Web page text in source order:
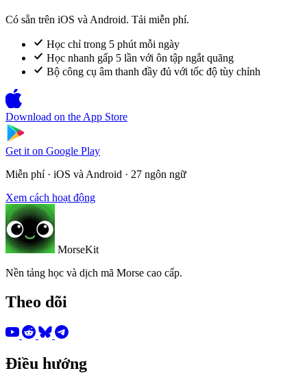
Có sẵn trên iOS và Android. Tải miễn phí.
Học chỉ trong 5 phút mỗi ngày
Học nhanh gấp 5 lần với ôn tập ngắt quãng
Bộ công cụ âm thanh đầy đủ với tốc độ tùy chỉnh
Download on the App Store
Get it on Google Play
Miễn phí · iOS và Android · 27 ngôn ngữ
Xem cách hoạt động
MorseKit
Nền tảng học và dịch mã Morse cao cấp.
Theo dõi
Điều hướng